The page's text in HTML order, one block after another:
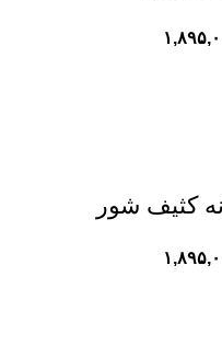
کثیف شور